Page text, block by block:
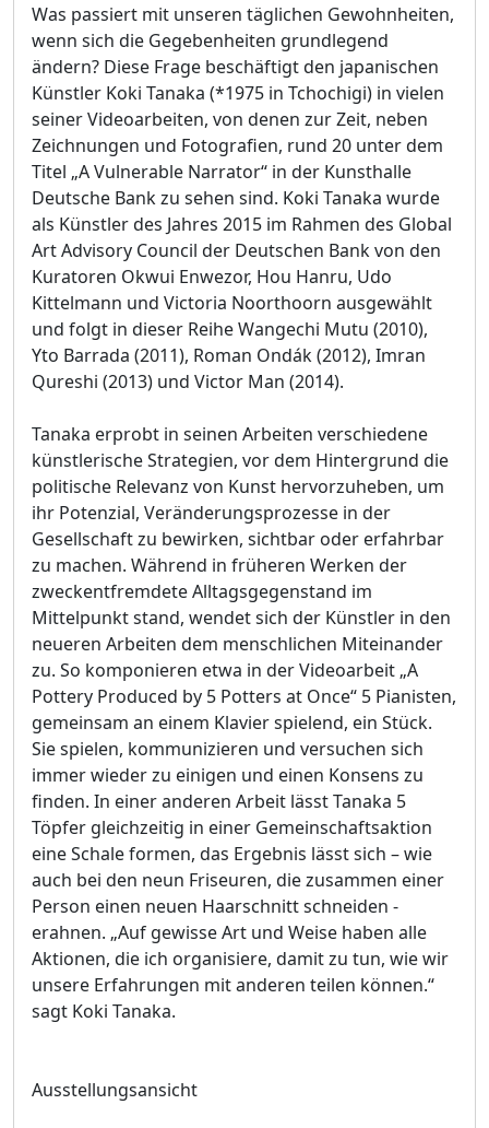
Was passiert mit unseren täglichen Gewohnheiten,
wenn sich die Gegebenheiten grundlegend
ändern? Diese Frage beschäftigt den japanischen
Künstler Koki Tanaka (*1975 in Tchochigi) in vielen
seiner Videoarbeiten, von denen zur Zeit, neben
Zeichnungen und Fotografien, rund 20 unter dem
Titel „A Vulnerable Narrator“ in der Kunsthalle
Deutsche Bank zu sehen sind. Koki Tanaka wurde
als Künstler des Jahres 2015 im Rahmen des Global
Art Advisory Council der Deutschen Bank von den
Kuratoren Okwui Enwezor, Hou Hanru, Udo
Kittelmann und Victoria Noorthoorn ausgewählt
und folgt in dieser Reihe Wangechi Mutu (2010),
Yto Barrada (2011), Roman Ondák (2012), Imran
Qureshi (2013) und Victor Man (2014).
Tanaka erprobt in seinen Arbeiten verschiedene
künstlerische Strategien, vor dem Hintergrund die
politische Relevanz von Kunst hervorzuheben, um
ihr Potenzial, Veränderungsprozesse in der
Gesellschaft zu bewirken, sichtbar oder erfahrbar
zu machen. Während in früheren Werken der
zweckentfremdete Alltagsgegenstand im
Mittelpunkt stand, wendet sich der Künstler in den
neueren Arbeiten dem menschlichen Miteinander
zu. So komponieren etwa in der Videoarbeit „A
Pottery Produced by 5 Potters at Once“ 5 Pianisten,
gemeinsam an einem Klavier spielend, ein Stück.
Sie spielen, kommunizieren und versuchen sich
immer wieder zu einigen und einen Konsens zu
finden. In einer anderen Arbeit lässt Tanaka 5
Töpfer gleichzeitig in einer Gemeinschaftsaktion
eine Schale formen, das Ergebnis lässt sich – wie
auch bei den neun Friseuren, die zusammen einer
Person einen neuen Haarschnitt schneiden -
erahnen. „Auf gewisse Art und Weise haben alle
Aktionen, die ich organisiere, damit zu tun, wie wir
unsere Erfahrungen mit anderen teilen können.“
sagt Koki Tanaka.
Ausstellungsansicht